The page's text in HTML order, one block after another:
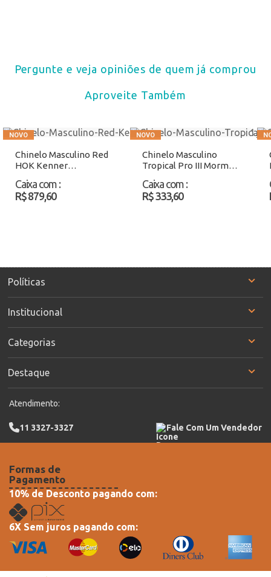
Pergunte e veja opiniões de quem já comprou
Aproveite Também
Chinelo Masculino Red
HOK Kenner
Caixa com :
R$ 879,60
Chinelo Masculino
Tropical Pro III Mormaii
Caixa com :
R$ 333,60
Políticas
Institucional
Categorias
Destaque
Atendimento:
11 3327-3327 Fale Com Um Vendedor
Formas de
Pagamento
10% de Desconto pagando com:
6X Sem juros pagando com: